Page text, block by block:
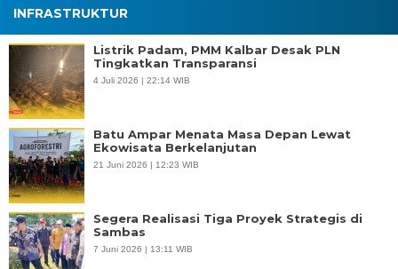
INFRASTRUKTUR
Listrik Padam, PMM Kalbar Desak PLN
Tingkatkan Transparansi
4 Juli 2026 | 22:14 WIB
Batu Ampar Menata Masa Depan Lewat
Ekowisata Berkelanjutan
21 Juni 2026 | 12:23 WIB
Segera Realisasi Tiga Proyek Strategis di
Sambas
7 Juni 2026 | 13:11 WIB